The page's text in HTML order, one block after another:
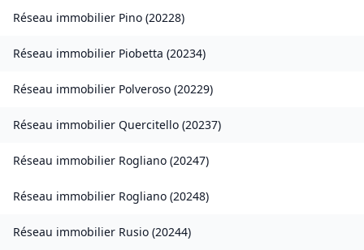
Réseau immobilier Pino (20228)
Réseau immobilier Piobetta (20234)
Réseau immobilier Polveroso (20229)
Réseau immobilier Quercitello (20237)
Réseau immobilier Rogliano (20247)
Réseau immobilier Rogliano (20248)
Réseau immobilier Rusio (20244)